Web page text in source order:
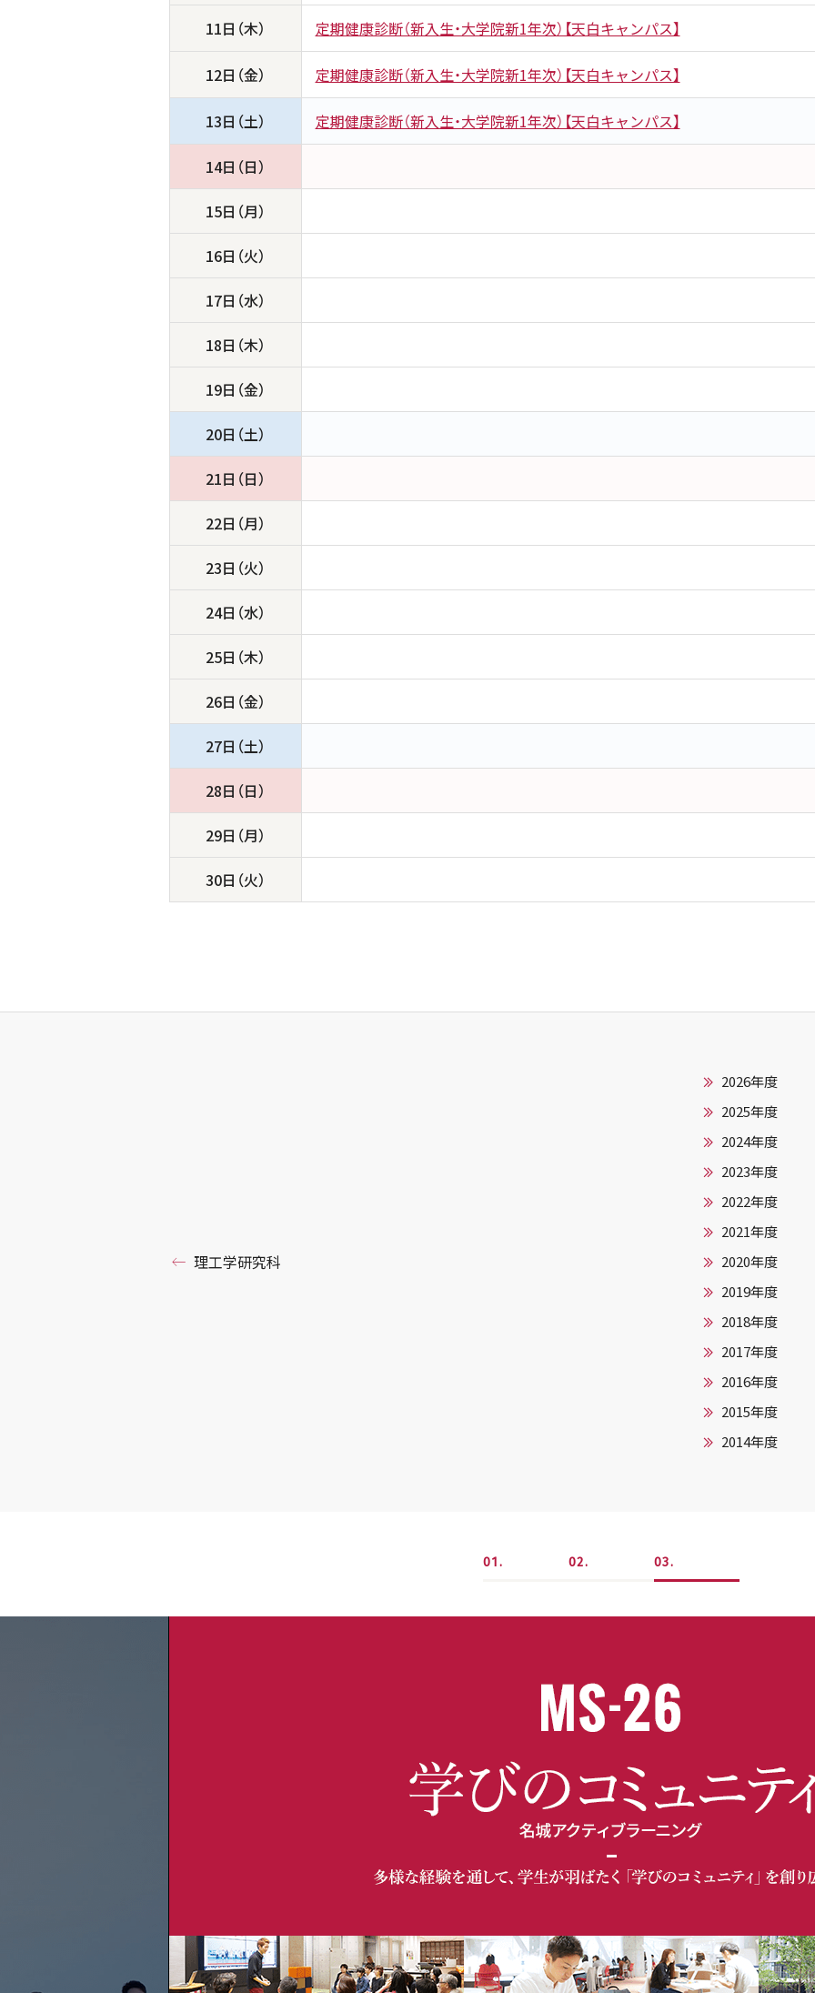
11日（木） 定期健康診断（新入生・大学院新1年次）【天白キャンパス】
12日（金） 定期健康診断（新入生・大学院新1年次）【天白キャンパス】
13日（土） 定期健康診断（新入生・大学院新1年次）【天白キャンパス】
14日（日）
15日（月）
16日（火）
17日（水）
18日（木）
19日（金）
20日（土）
21日（日）
22日（月）
23日（火）
24日（水）
25日（木）
26日（金）
27日（土）
28日（日）
29日（月）
30日（火）
理工学研究科
2026年度
2025年度
2024年度
2023年度
2022年度
2021年度
2020年度
2019年度
2018年度
2017年度
2016年度
2015年度
2014年度
1 2 3